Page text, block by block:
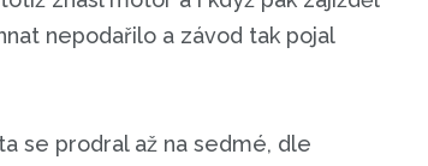
nepodařilo a závod tak pojal
se prodral až na sedmé, dle